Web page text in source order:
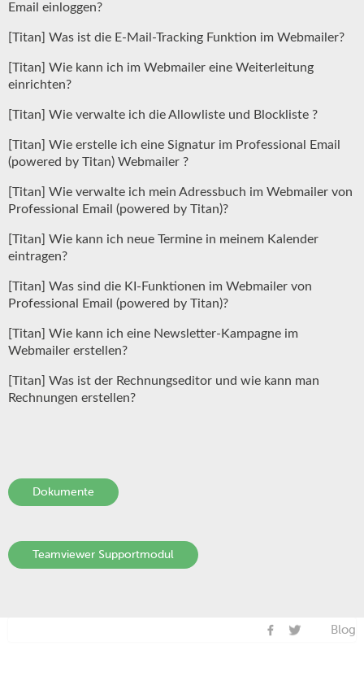
Email einloggen?
[Titan] Was ist die E-Mail-Tracking Funktion im Webmailer?
[Titan] Wie kann ich im Webmailer eine Weiterleitung
einrichten?
[Titan] Wie verwalte ich die Allowliste und Blockliste ?
[Titan] Wie erstelle ich eine Signatur im Professional Email
(powered by Titan) Webmailer ?
[Titan] Wie verwalte ich mein Adressbuch im Webmailer von
Professional Email (powered by Titan)?
[Titan] Wie kann ich neue Termine in meinem Kalender
eintragen?
[Titan] Was sind die KI-Funktionen im Webmailer von
Professional Email (powered by Titan)?
[Titan] Wie kann ich eine Newsletter-Kampagne im
Webmailer erstellen?
[Titan] Was ist der Rechnungseditor und wie kann man
Rechnungen erstellen?
Dokumente
Teamviewer Supportmodul
Blog